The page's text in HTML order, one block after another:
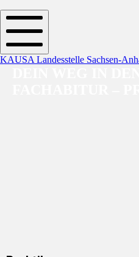
KAUSA Landesstelle Sachsen-